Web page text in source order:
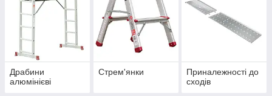
Драбини
алюмінієві
Стрем'янки
Приналежності до
сходів